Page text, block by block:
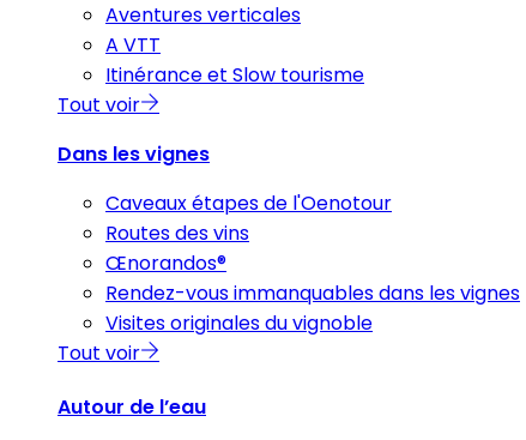
Aventures verticales
A VTT
Itinérance et Slow tourisme
Tout voir
Dans les vignes
Caveaux étapes de l'Oenotour
Routes des vins
Œnorandos®
Rendez-vous immanquables dans les vignes
Visites originales du vignoble
Tout voir
Autour de l’eau